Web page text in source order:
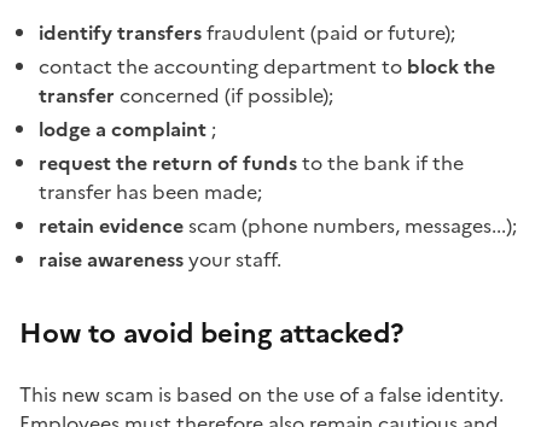
identify transfersfraudulent (paid or future);
contact the accounting department to block the
transfer concerned (if possible);
lodge a complaint ;
request the return of fundsto the bank if the
transfer has been made;
retain evidencescam (phone numbers, messages...);
raise awarenessyour staff.
How to avoid being attacked?
This new scam is based on the use of a false identity.